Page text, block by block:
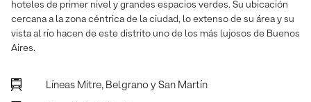
hoteles de primer nivel y grandes espacios verdes. Su ubicación
cercana a la zona céntrica de la ciudad, lo extenso de su área y su
vista al río hacen de este distrito uno de los más lujosos de Buenos
Aires.
Lí­neas Mitre, Belgrano y San Martí­n